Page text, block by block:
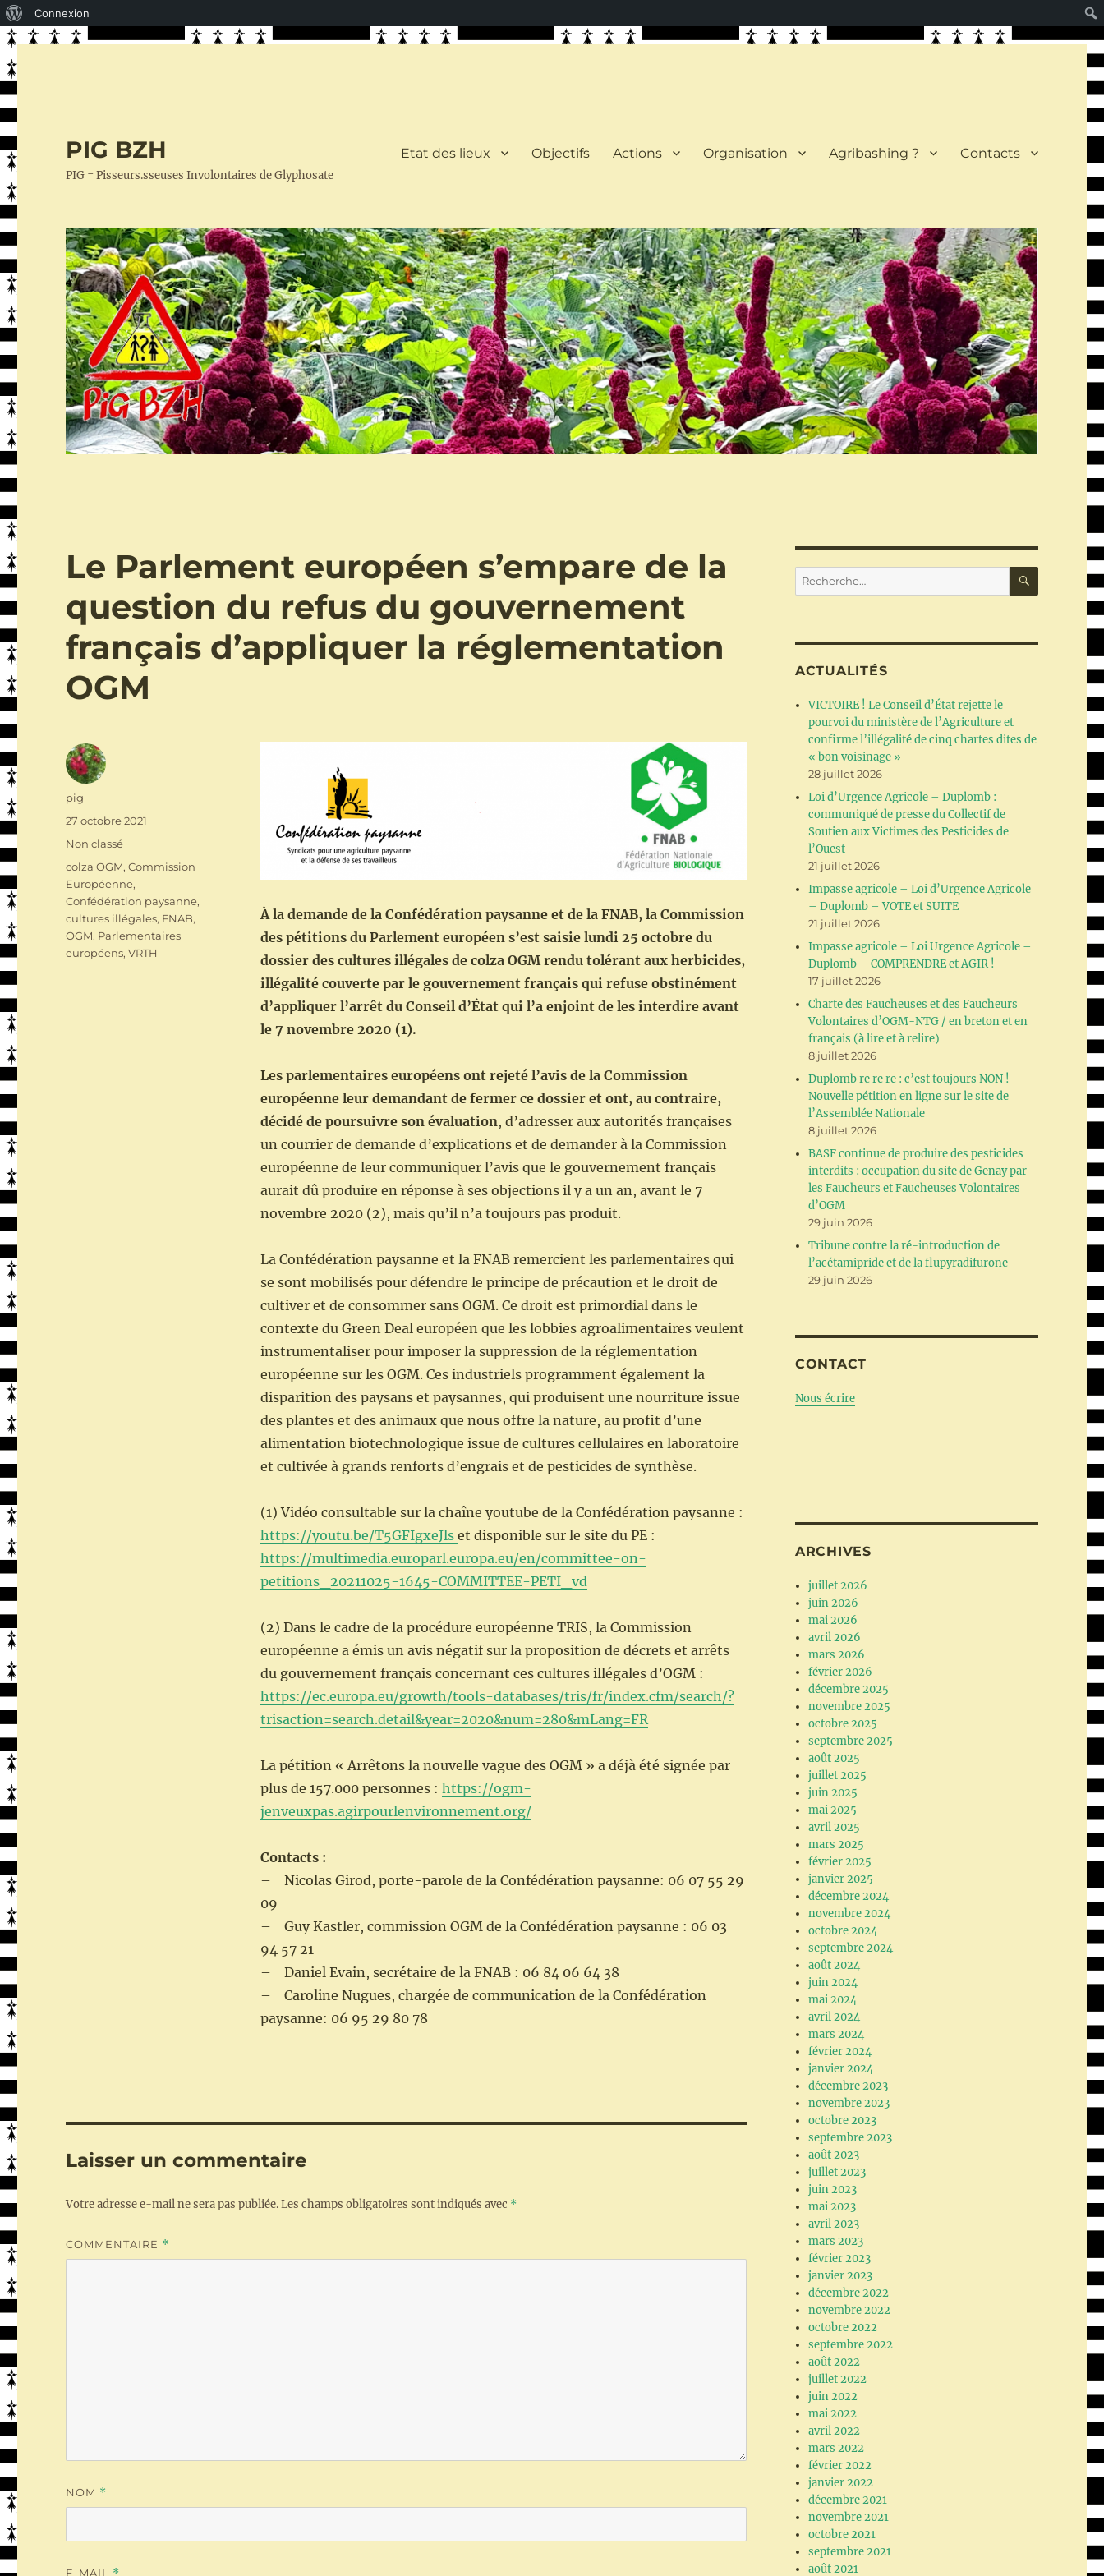
propos
Connexion
PIG BZH
PIG = Pisseurs.sseuses Involontaires de Glyphosate
Etat des lieux Objectifs Actions Organisation Agribashing ? Contacts
Le Parlement européen s’empare de la
question du refus du gouvernement
français d’appliquer la réglementation
OGM
À la demande de la Confédération paysanne et de la FNAB, la Commission
des pétitions du Parlement européen s’est saisie lundi 25 octobre du
dossier des cultures illégales de colza OGM rendu tolérant aux herbicides,
illégalité couverte par le gouvernement français qui refuse obstinément
d’appliquer l’arrêt du Conseil d’État qui l’a enjoint de les interdire avant
le 7 novembre 2020 (1).
Les parlementaires européens ont rejeté l’avis de la Commission
européenne leur demandant de fermer ce dossier et ont, au contraire,
décidé de poursuivre son évaluation, d’adresser aux autorités françaises
un courrier de demande d’explications et de demander à la Commission
européenne de leur communiquer l’avis que le gouvernement français
aurait dû produire en réponse à ses objections il y a un an, avant le 7
novembre 2020 (2), mais qu’il n’a toujours pas produit.
La Confédération paysanne et la FNAB remercient les parlementaires qui
se sont mobilisés pour défendre le principe de précaution et le droit de
cultiver et de consommer sans OGM. Ce droit est primordial dans le
contexte du Green Deal européen que les lobbies agroalimentaires veulent
instrumentaliser pour imposer la suppression de la réglementation
européenne sur les OGM. Ces industriels programment également la
disparition des paysans et paysannes, qui produisent une nourriture issue
des plantes et des animaux que nous offre la nature, au profit d’une
alimentation biotechnologique issue de cultures cellulaires en laboratoire
et cultivée à grands renforts d’engrais et de pesticides de synthèse.
(1) Vidéo consultable sur la chaîne youtube de la Confédération paysanne :
https://youtu.be/T5GFIgxeJls et disponible sur le site du PE :
https://multimedia.europarl.europa.eu/en/committee-on-
petitions_20211025-1645-COMMITTEE-PETI_vd
(2) Dans le cadre de la procédure européenne TRIS, la Commission
européenne a émis un avis négatif sur la proposition de décrets et arrêts
du gouvernement français concernant ces cultures illégales d’OGM :
https://ec.europa.eu/growth/tools-databases/tris/fr/index.cfm/search/?
trisaction=search.detail&year=2020&num=280&mLang=FR
La pétition « Arrêtons la nouvelle vague des OGM » a déjà été signée par
plus de 157.000 personnes : https://ogm-
jenveuxpas.agirpourlenvironnement.org/
Contacts :
– Nicolas Girod, porte-parole de la Confédération paysanne: 06 07 55 29
09
– Guy Kastler, commission OGM de la Confédération paysanne : 06 03
94 57 21
– Daniel Evain, secrétaire de la FNAB : 06 84 06 64 38
– Caroline Nugues, chargée de communication de la Confédération
paysanne: 06 95 29 80 78
Auteur
pig
Publié
27 octobre 2021
Catégories
Non classé
Étiquettes
colza OGM,Commission
Européenne,
Confédération paysanne,
cultures illégales, FNAB,
OGM, Parlementaires
européens,VRTH
Laisser un commentaire
Votre adresse e-mail ne sera pas publiée.Les champs obligatoires sont indiqués avec *
COMMENTAIRE *
NOM *
E-MAIL
Recherche
pour :
ACTUALITÉS
VICTOIRE ! Le Conseil d’État rejette le
pourvoi du ministère de l’Agriculture et
confirme l’illégalité de cinq chartes dites de
« bon voisinage »
28 juillet 2026
Loi d’Urgence Agricole – Duplomb :
communiqué de presse du Collectif de
Soutien aux Victimes des Pesticides de
l’Ouest
21 juillet 2026
Impasse agricole – Loi d’Urgence Agricole
– Duplomb – VOTE et SUITE
21 juillet 2026
Impasse agricole – Loi Urgence Agricole –
Duplomb – COMPRENDRE et AGIR !
17 juillet 2026
Charte des Faucheuses et des Faucheurs
Volontaires d’OGM-NTG / en breton et en
français (à lire et à relire)
8 juillet 2026
Duplomb re re re : c’est toujours NON !
Nouvelle pétition en ligne sur le site de
l’Assemblée Nationale
8 juillet 2026
BASF continue de produire des pesticides
interdits : occupation du site de Genay par
les Faucheurs et Faucheuses Volontaires
d’OGM
29 juin 2026
Tribune contre la ré-introduction de
l’acétamipride et de la flupyradifurone
29 juin 2026
CONTACT
Nous écrire
ARCHIVES
juillet 2026
juin 2026
mai 2026
avril 2026
mars 2026
février 2026
décembre 2025
novembre 2025
octobre 2025
septembre 2025
août 2025
juillet 2025
juin 2025
mai 2025
avril 2025
mars 2025
février 2025
janvier 2025
décembre 2024
novembre 2024
octobre 2024
septembre 2024
août 2024
juin 2024
mai 2024
avril 2024
mars 2024
février 2024
janvier 2024
décembre 2023
novembre 2023
octobre 2023
septembre 2023
août 2023
juillet 2023
juin 2023
mai 2023
avril 2023
mars 2023
février 2023
janvier 2023
décembre 2022
novembre 2022
octobre 2022
septembre 2022
août 2022
juillet 2022
juin 2022
mai 2022
avril 2022
mars 2022
février 2022
janvier 2022
décembre 2021
novembre 2021
octobre 2021
septembre 2021
août 2021